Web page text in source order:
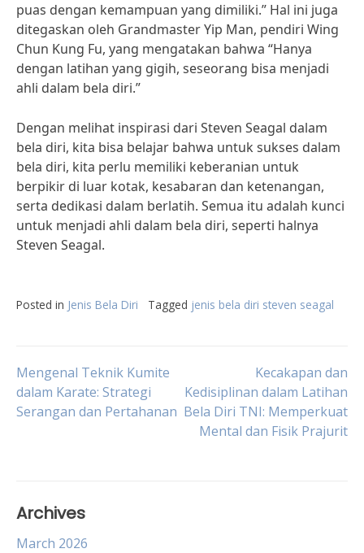
puas dengan kemampuan yang dimiliki.” Hal ini juga
ditegaskan oleh Grandmaster Yip Man, pendiri Wing
Chun Kung Fu, yang mengatakan bahwa “Hanya
dengan latihan yang gigih, seseorang bisa menjadi
ahli dalam bela diri.”
Dengan melihat inspirasi dari Steven Seagal dalam
bela diri, kita bisa belajar bahwa untuk sukses dalam
bela diri, kita perlu memiliki keberanian untuk
berpikir di luar kotak, kesabaran dan ketenangan,
serta dedikasi dalam berlatih. Semua itu adalah kunci
untuk menjadi ahli dalam bela diri, seperti halnya
Steven Seagal.
Posted in Jenis Bela Diri Tagged jenis bela diri steven seagal
Post
navigation
Mengenal Teknik Kumite
dalam Karate: Strategi
Serangan dan Pertahanan
Kecakapan dan
Kedisiplinan dalam Latihan
Bela Diri TNI: Memperkuat
Mental dan Fisik Prajurit
Archives
March 2026